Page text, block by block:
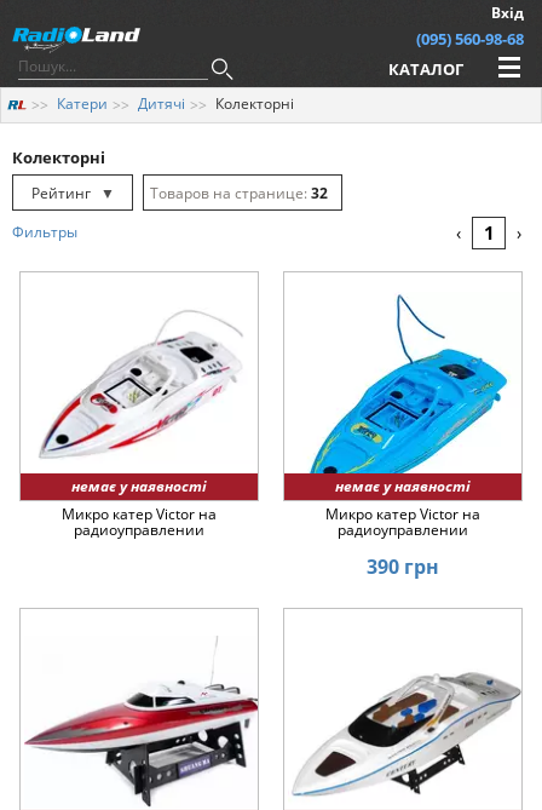
Вхід
(095) 560-98-68
КАТАЛОГ
Катери Дитячі Колекторні
Колекторні
Рейтинг
▼
Рейтинг
▼
32
Фильтры ‹ 1 ›
немає у наявності
Микро катер Victor на
радиоуправлении
немає у наявності
Микро катер Victor на
радиоуправлении
390 грн